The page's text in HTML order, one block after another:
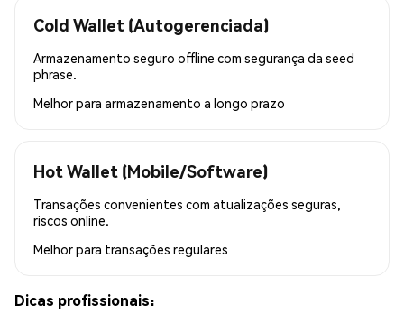
Cold Wallet (Autogerenciada)
Armazenamento seguro offline com segurança da seed
phrase.
Melhor para armazenamento a longo prazo
Hot Wallet (Mobile/Software)
Transações convenientes com atualizações seguras,
riscos online.
Melhor para transações regulares
Dicas profissionais: